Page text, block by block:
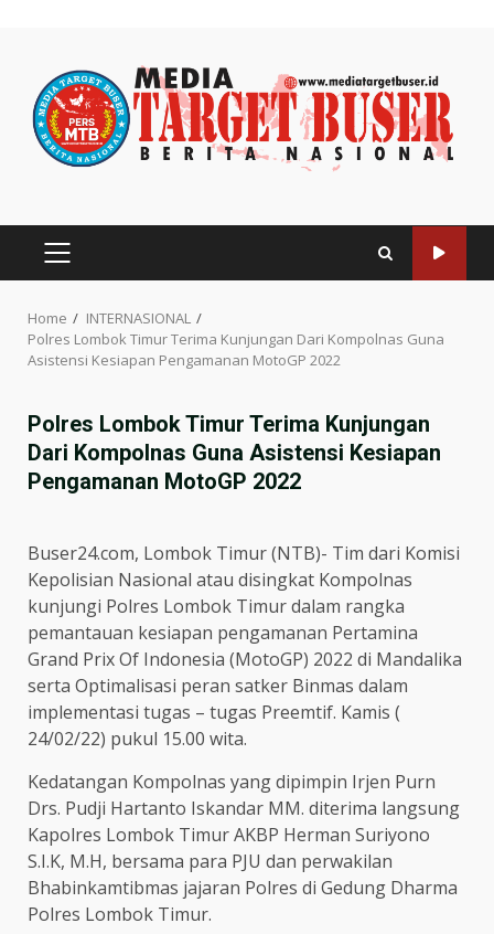
content
PRIMARY
Home
INTERNASIONAL
Polres Lombok Timur Terima Kunjungan Dari Kompolnas Guna
Asistensi Kesiapan Pengamanan MotoGP 2022
Polres Lombok Timur Terima Kunjungan
Dari Kompolnas Guna Asistensi Kesiapan
Pengamanan MotoGP 2022
Buser24.com, Lombok Timur (NTB)- Tim dari Komisi
Kepolisian Nasional atau disingkat Kompolnas
kunjungi Polres Lombok Timur dalam rangka
pemantauan kesiapan pengamanan Pertamina
Grand Prix Of Indonesia (MotoGP) 2022 di Mandalika
serta Optimalisasi peran satker Binmas dalam
implementasi tugas – tugas Preemtif. Kamis (
24/02/22) pukul 15.00 wita.
Kedatangan Kompolnas yang dipimpin Irjen Purn
Drs. Pudji Hartanto Iskandar MM. diterima langsung
Kapolres Lombok Timur AKBP Herman Suriyono
S.I.K, M.H, bersama para PJU dan perwakilan
Bhabinkamtibmas jajaran Polres di Gedung Dharma
Polres Lombok Timur.